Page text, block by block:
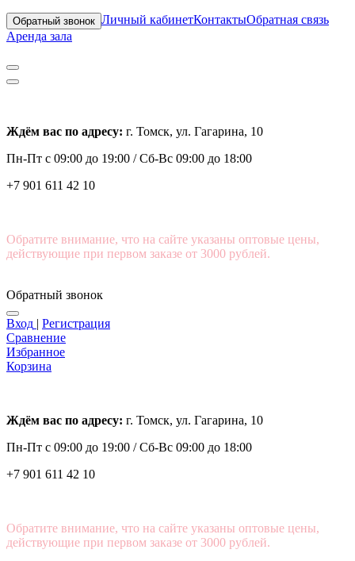
Обратный звонок Личный кабинетКонтактыОбратная связь
Аренда зала
Ждём вас по адресу: г. Томск, ул. Гагарина, 10
Пн-Пт с 09:00 до 19:00 /Сб-Вс 09:00 до 18:00
+7 901 611 42 10
Обратите внимание, что на сайте указаны оптовые цены,
действующие при первом заказе от 3000 рублей.
Обратный звонок
Вход | Регистрация
Сравнение
Избранное
Корзина
Ждём вас по адресу: г. Томск, ул. Гагарина, 10
Пн-Пт с 09:00 до 19:00 /Сб-Вс 09:00 до 18:00
+7 901 611 42 10
Обратите внимание, что на сайте указаны оптовые цены,
действующие при первом заказе от 3000 рублей.